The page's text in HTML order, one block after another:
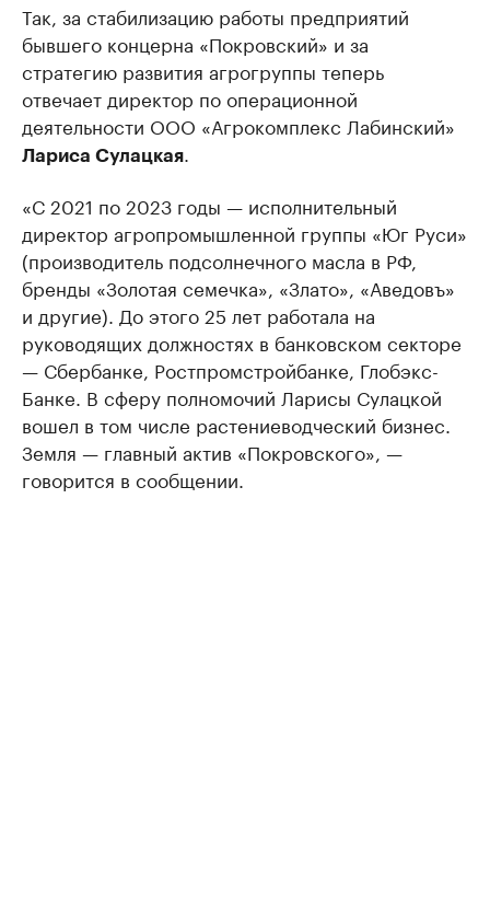
Так, за стабилизацию работы предприятий
бывшего концерна «Покровский» и за
стратегию развития агрогруппы теперь
отвечает директор по операционной
деятельности ООО «Агрокомплекс Лабинский»
Лариса Сулацкая
«С 2021 по 2023 годы — исполнительный
директор агропромышленной группы «Юг Руси»
(производитель подсолнечного масла в РФ,
бренды «Золотая семечка», «Злато», «Аведовъ»
и другие). До этого 25 лет работала на
руководящих должностях в банковском секторе
— Сбербанке, Ростпромстройбанке, Глобэкс-
Банке. В сферу полномочий Ларисы Сулацкой
вошел в том числе растениеводческий бизнес.
Земля — главный актив «Покровского», —
говорится в сообщении.